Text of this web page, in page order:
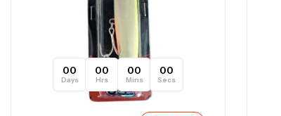
00
Days
00
Hrs
00
Mins
00
Secs